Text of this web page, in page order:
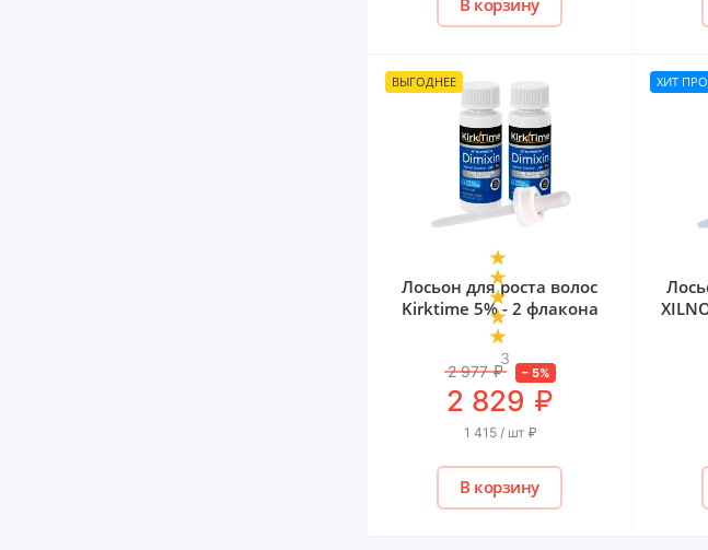
В корзину
ВЫГОДНЕЕ
3
Лосьон для роста волос
Kirktime 5% - 2 флакона
2 977 ₽ – 5%
2 829 ₽
1 415 / шт ₽
В корзину
ХИТ